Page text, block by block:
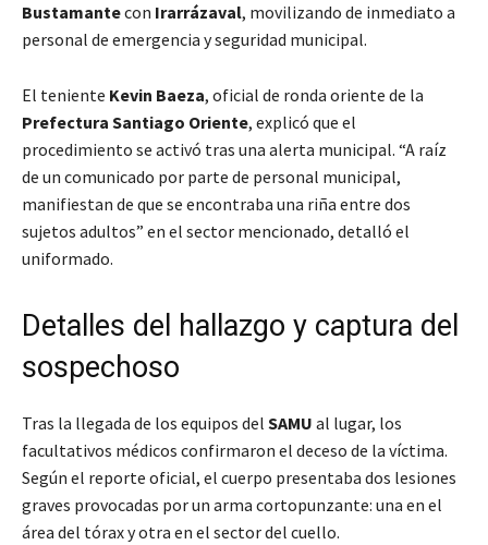
Bustamantecon Irarrázaval, movilizando de inmediato a
personal de emergencia y seguridad municipal.
El teniente Kevin Baeza, oficial de ronda oriente de la
Prefectura Santiago Oriente, explicó que el
procedimiento se activó tras una alerta municipal. “A raíz
de un comunicado por parte de personal municipal,
manifiestan de que se encontraba una riña entre dos
sujetos adultos” en el sector mencionado, detalló el
uniformado.
Detalles del hallazgo y captura del
sospechoso
Tras la llegada de los equipos del SAMU al lugar, los
facultativos médicos confirmaron el deceso de la víctima.
Según el reporte oficial, el cuerpo presentaba dos lesiones
graves provocadas por un arma cortopunzante: una en el
área del tórax y otra en el sector del cuello.